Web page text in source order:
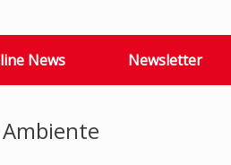
News Newsletter